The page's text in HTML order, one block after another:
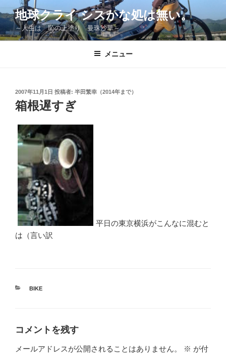
ン
テ
ン
地球クライ シスかな処は無い。
～人生は 恥の上塗り 曼珠沙華～
メニュー
投
稿
日:
2007年11月1日 投稿者: 半田繁幸（2014年まで）
箱根遅すぎ
平日の東京横浜がこんなに混むと
は（言い訳
カ
BIKE
コメントを残す
メールアドレスが公開されることはありません。 ※ が付